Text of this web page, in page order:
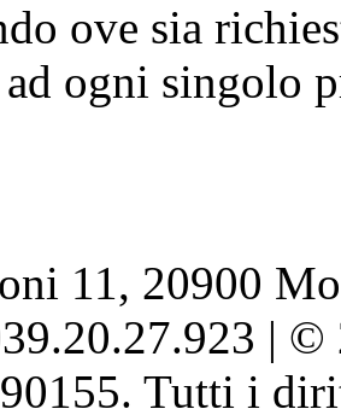
ove sia
ogni singolo
11, 20900
| ©
Tutti i